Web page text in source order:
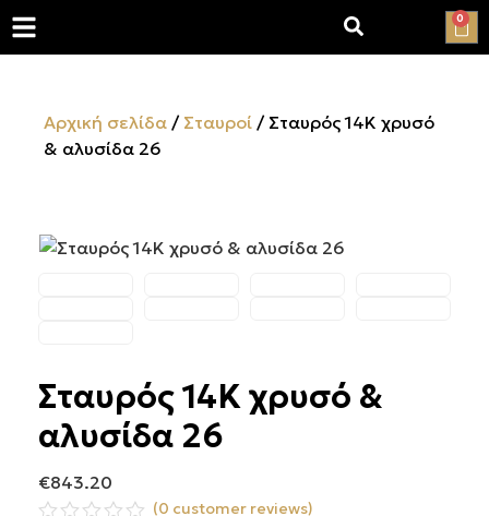
0
Αρχική σελίδα / Σταυροί / Σταυρός 14Κ χρυσό
& αλυσίδα 26
Σταυρός 14Κ χρυσό &
αλυσίδα 26
€843.20
(0 customer reviews)